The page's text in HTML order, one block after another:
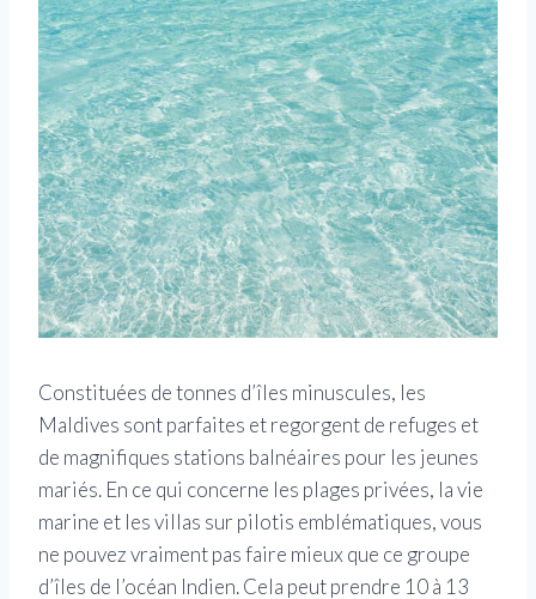
Constituées de tonnes d’îles minuscules, les
Maldives sont parfaites et regorgent de refuges et
de magnifiques stations balnéaires pour les jeunes
mariés. En ce qui concerne les plages privées, la vie
marine et les villas sur pilotis emblématiques, vous
ne pouvez vraiment pas faire mieux que ce groupe
d’îles de l’océan Indien. Cela peut prendre 10 à 13